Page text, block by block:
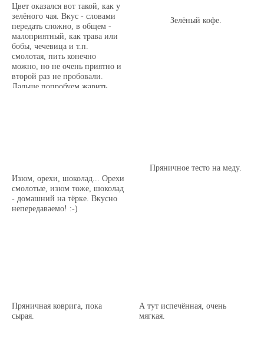
Цвет оказался вот такой, как у
зелёного чая. Вкус - словами
передать сложно, в общем -
малоприятный, как трава или
бобы, чечевица и т.п.
смолотая, пить конечно
можно, но не очень приятно и
второй раз не пробовали.
Дальше попробуем жарить.
Зелёный кофе.
Изюм, орехи, шоколад... Орехи
смолотые, изюм тоже, шоколад
- домашний на тёрке. Вкусно
непередаваемо! :-)
Пряничное тесто на меду.
Пряничная коврига, пока
сырая.
А тут испечённая, очень
мягкая.